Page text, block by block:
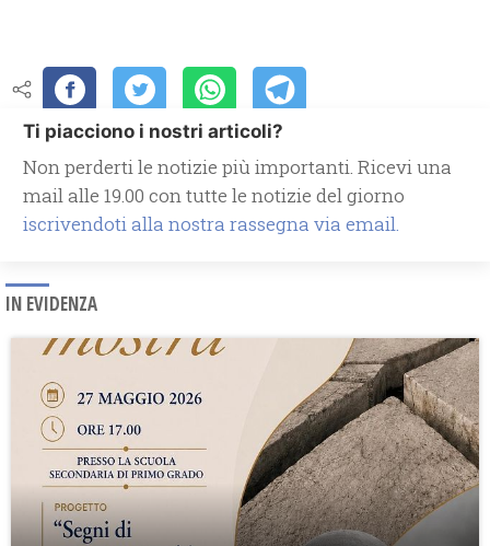
Ti piacciono i nostri articoli?
Non perderti le notizie più importanti. Ricevi una
mail alle 19.00 con tutte le notizie del giorno
iscrivendoti alla nostra rassegna via email.
IN EVIDENZA